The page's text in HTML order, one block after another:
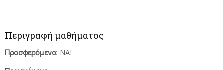
Περιγραφή μαθήματος
Προσφερόμενο: ΝΑΙ